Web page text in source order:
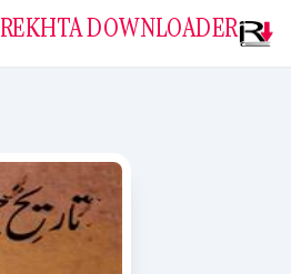
REKHTA DOWNLOADER